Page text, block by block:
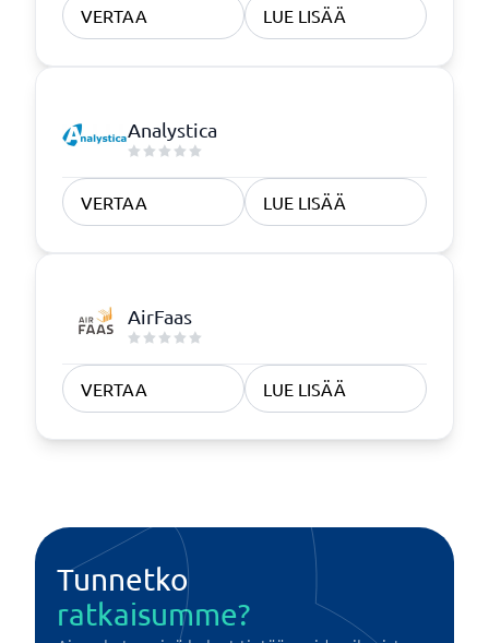
VERTAA LUE LISÄÄ
Analystica
VERTAA LUE LISÄÄ
AirFaas
VERTAA LUE LISÄÄ
Tunnetko
ratkaisumme?